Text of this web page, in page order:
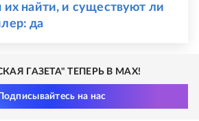
их найти, и существуют ли
да
ГАЗЕТА" ТЕПЕРЬ В MAX!
на нас